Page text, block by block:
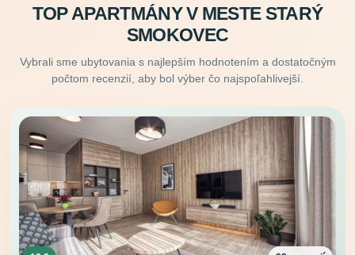
TOP APARTMÁNY V MESTE STARÝ
SMOKOVEC
Vybrali sme ubytovania s najlepším hodnotením a dostatočným
počtom recenzií, aby bol výber čo najspoľahlivejší.